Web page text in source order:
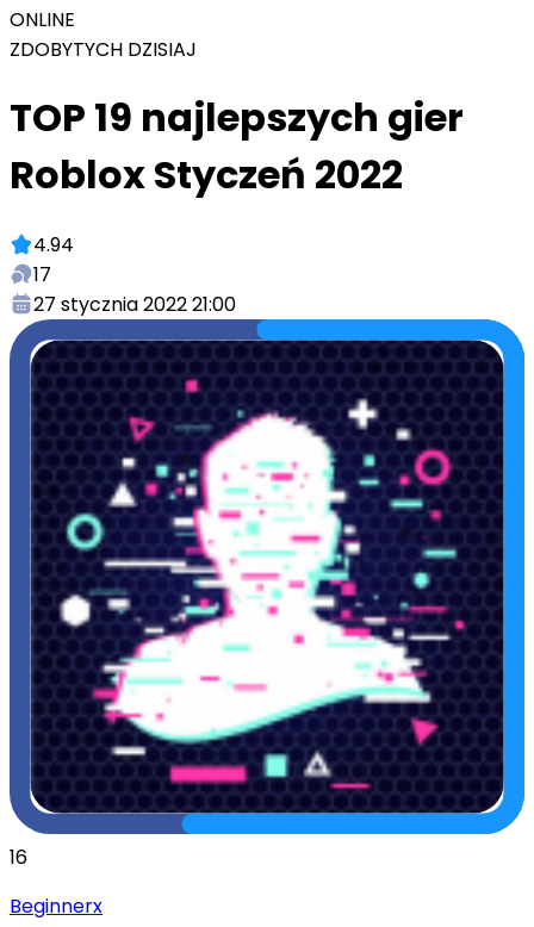
ONLINE
ZDOBYTYCH DZISIAJ
TOP 19 najlepszych gier
Roblox Styczeń 2022
4.94
17
27 stycznia 2022 21:00
16
Beginnerx